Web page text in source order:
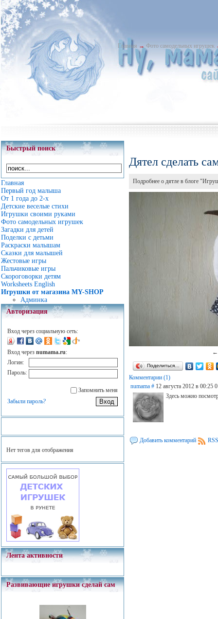
Главная → Фото самодельных игрушек
Быстрый поиск
Главная
Первый год малыша
От 1 года до 2-х
Детские веселые стихи
Игрушки своими руками
Фото самодельных игрушек
Загадки для детей
Поделки с детьми
Раскраски малышам
Сказки для малышей
Жестовые игры
Пальчиковые игры
Скороговорки детям
Worksheets English
Игрушки от магазина MY-SHOP
Админка
Авторизация
Вход через социальную сеть:
Вход через numama.ru:
Логин:
Пароль:
Запомнить меня
Забыли пароль?
Нет тегов для отображения
Лента активности
Развивающие игрушки сделай сам
Дятел сделать
Подробнее о дятле в блоге
Поделиться…
Комментарии (1)
numama # 12 августа 2012 в 00:25 0
Здесь можно
Добавить комментарий